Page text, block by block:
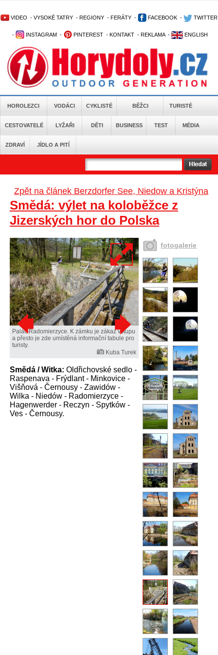
VIDEO - VYSOKÉ TATRY - REGIONY - FERÁTY - FACEBOOK - TWITTER
- INSTAGRAM - PINTEREST - KONTAKT - REKLAMA - ENGLISH
HOROLEZCI VODÁCI CYKLISTÉ BĚŽCI TURISTÉ
CESTOVATELÉ LYŽAŘI DĚTI BUSINESS TEST MÉDIA
ZDRAVÍ JÍDLO A PITÍ
Zpět na článek Berzdorfer See, Niedow a Kristýna
Smědá: výlet na koloběžce z
Jizerských hor do Polska
Palác Radomierzyce. K zámku je zákaz vstupu
a přesto je zde umístěná informační tabule pro
turisty.
Kuba Turek
Smědá / Witka: Oldřichovské sedlo -
Raspenava - Frýdlant - Minkovice -
Višňová - Černousy - Zawidów -
Wilka - Niedów - Radomierzyce -
Hagenwerder - Reczyn - Spytków -
Ves - Černousy.
fotogalerie